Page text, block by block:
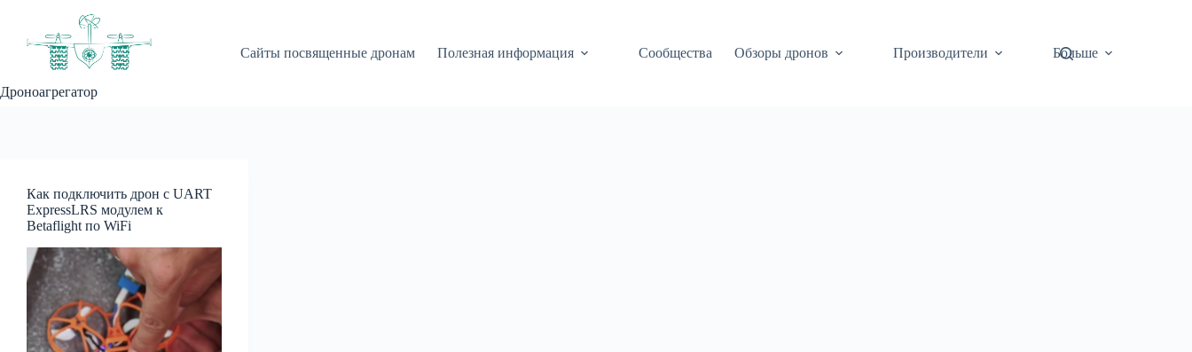
Дроноагрегатор
Сайты посвященные дронам Полезная информация Сообщества Обзоры дронов Производители Больше
Как подключить дрон с UART
ExpressLRS модулем к
Betaflight по WiFi